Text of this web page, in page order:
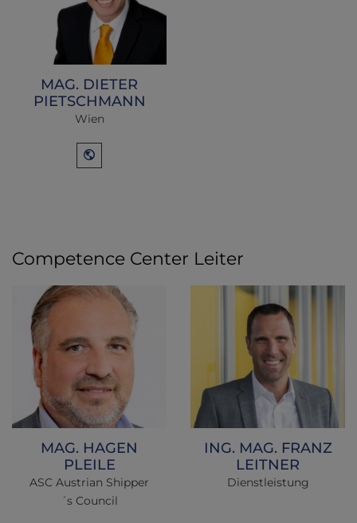
MAG. DIETER
PIETSCHMANN
Wien
Competence Center Leiter
MAG. HAGEN
PLEILE
ASC Austrian Shipper
´s Council
ING. MAG. FRANZ
LEITNER
Dienstleistung